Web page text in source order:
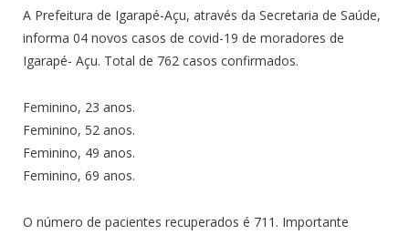
A Prefeitura de Igarapé-Açu, através da Secretaria de Saúde,
informa 04 novos casos de covid-19 de moradores de
Igarapé- Açu. Total de 762 casos confirmados.
Feminino, 23 anos.
Feminino, 52 anos.
Feminino, 49 anos.
Feminino, 69 anos.
O número de pacientes recuperados é 711. Importante